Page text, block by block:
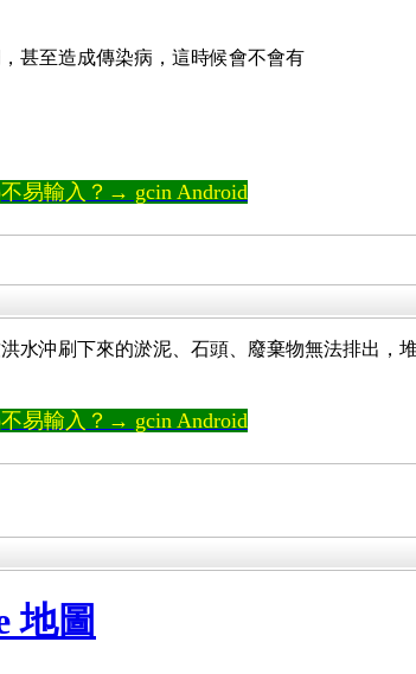
甚至造成傳染病，這時候會不會有
易輸入？→ gcin Android
水沖刷下來的淤泥、石頭、廢棄物無法排出
易輸入？→ gcin Android
地圖